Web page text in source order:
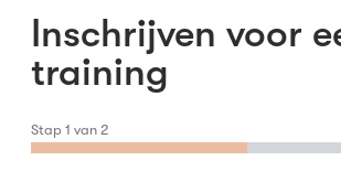
Inschrijven voor
training
Stap 1 van 2